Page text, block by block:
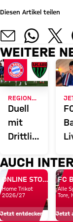
Diesen Artikel teilen
WEITERE
Duell
mit
Bayern
Amateure
empfangen
Schweinfurt
AUCH
ONLINE STORE
Home Trikot
2026/27
Jetzt entdecken
Alle
Tore,
Jetzt